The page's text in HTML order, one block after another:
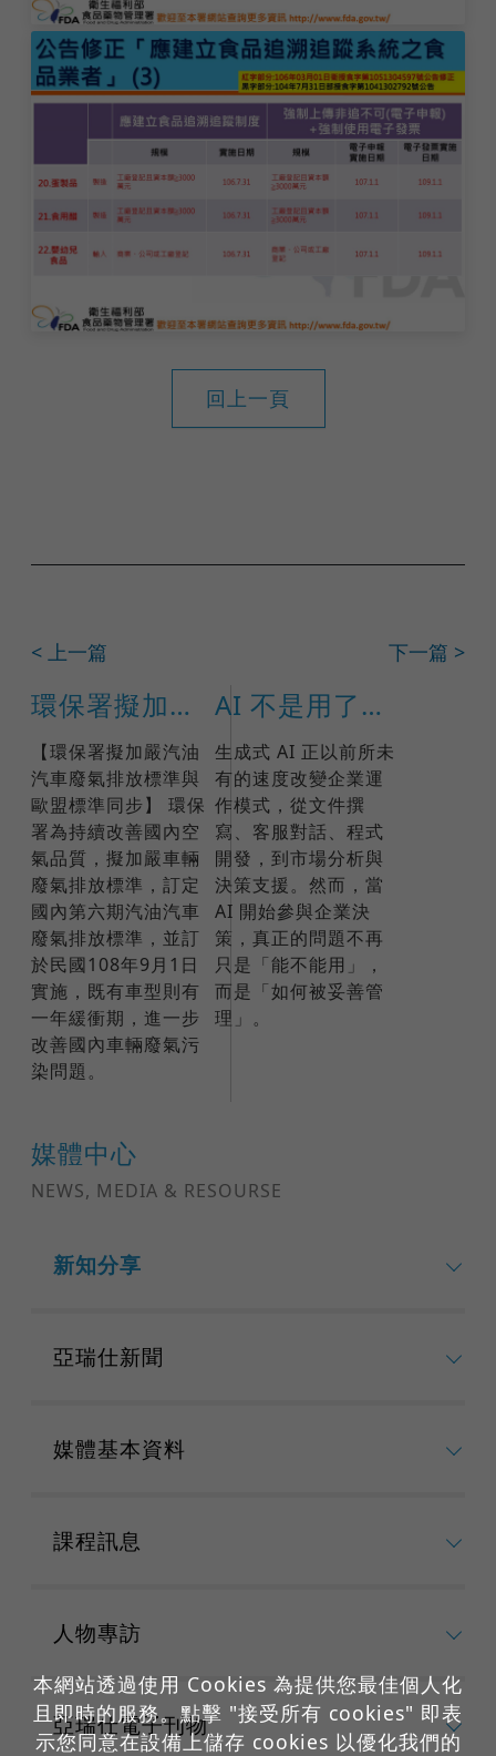
媒體中心
NEWS, MEDIA & RESOURSE
新知分享
亞瑞仕新聞
媒體基本資料
課程訊息
人物專訪
亞瑞仕電子刊物
回上一頁
< 上一篇 下一篇 >
環保署擬加嚴汽油汽車廢氣排放標準與歐盟標準同步
【環保署擬加嚴汽油
汽車廢氣排放標準與
歐盟標準同步】 環保
署為持續改善國內空
氣品質，擬加嚴車輛
廢氣排放標準，訂定
國內第六期汽油汽車
廢氣排放標準，並訂
於民國108年9月1日
實施，既有車型則有
一年緩衝期，進一步
改善國內車輛廢氣污
染問題。
AI 不是用了就好：ISO 42001 如何打造企業可信任的 AI 治理
生成式 AI 正以前所未
有的速度改變企業運
作模式，從文件撰
寫、客服對話、程式
開發，到市場分析與
決策支援。然而，當
AI 開始參與企業決
策，真正的問題不再
只是「能不能用」，
而是「如何被妥善管
理」。
本網站透過使用 Cookies 為提供您最佳個人化
且即時的服務。點擊 "接受所有 cookies" 即表
示您同意在設備上儲存 cookies 以優化我們的